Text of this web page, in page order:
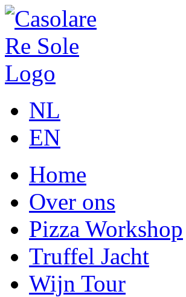
NL
EN
Home
Over ons
Pizza Workshop
Truffel Jacht
Wijn Tour